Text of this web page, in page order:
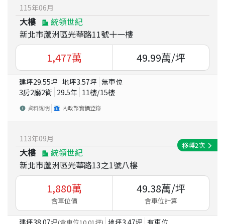
115年06月
大樓
統領世紀
新北市蘆洲區光華路11號十一樓
1,477萬 49.99萬/坪
建坪29.55坪 地坪3.57坪 無車位
3房2廳2衛 29.5年 11樓/15樓
資料說明 內政部實價登錄
113年09月
大樓
統領世紀
新北市蘆洲區光華路13之1號八樓
移轉2次
1,880萬
含車位價
49.38萬/坪
含車位計算